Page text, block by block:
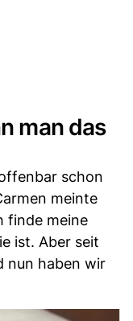
man das
schon
meinte
finde meine
ist. Aber seit
nun haben wir